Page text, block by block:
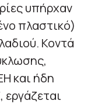
υπήρχαν
πλαστικό)
Κοντά
και ήδη
εργάζεται